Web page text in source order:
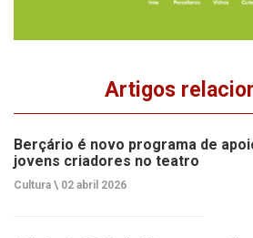
Artigos
Berçário é novo programa de
jovens criadores no teatro
Cultura \ 02 abril 2026